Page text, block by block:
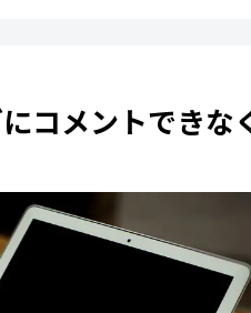
コメントできな